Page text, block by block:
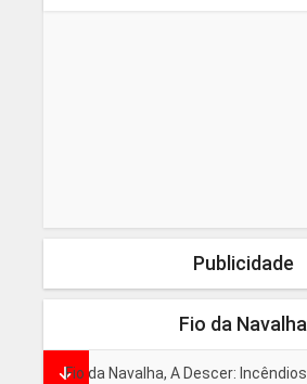
Publicidade
Fio da Navalha
Fio da Navalha, A Descer: Incêndios